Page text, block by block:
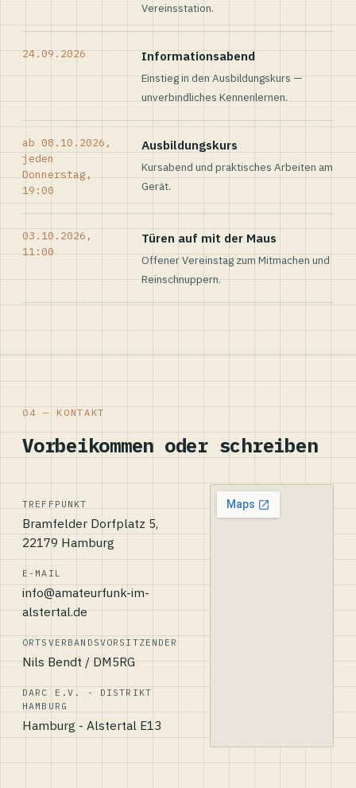
Vereinsstation.
24.09.2026 Informationsabend
Einstieg in den Ausbildungskurs —
unverbindliches Kennenlernen.
ab 08.10.2026,
jeden
Donnerstag,
19:00
Ausbildungskurs
Kursabend und praktisches Arbeiten am
Gerät.
03.10.2026,
11:00
Türen auf mit der Maus
Offener Vereinstag zum Mitmachen und
Reinschnuppern.
04 — KONTAKT
Vorbeikommen oder schreiben
TREFFPUNKT
Bramfelder Dorfplatz 5,
22179 Hamburg
E-MAIL
info@amateurfunk-im-
alstertal.de
ORTSVERBANDSVORSITZENDER
Nils Bendt / DM5RG
DARC E.V. - DISTRIKT
HAMBURG
Hamburg - Alstertal E13